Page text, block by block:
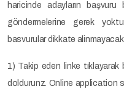
haricinde adayların
göndermelerine gerek
basvurular dikkate
1) Takip eden linke tıklayarak
doldurunz. Online application